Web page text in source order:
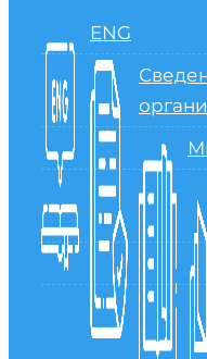
ENG